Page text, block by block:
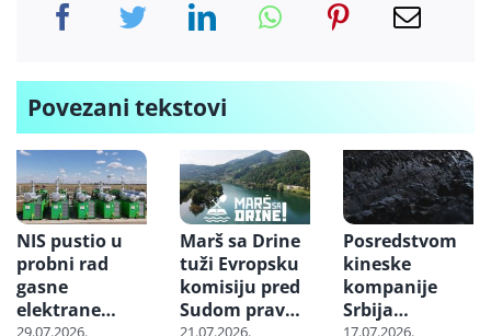
Povezani tekstovi
NIS pustio u
probni rad
gasne
elektrane
29.07.2026.
Marš sa Drine
tuži Evropsku
komisiju pred
Sudom pravde
21.07.2026.
Posredstvom
kineske
kompanije
Srbija
17.07.2026.